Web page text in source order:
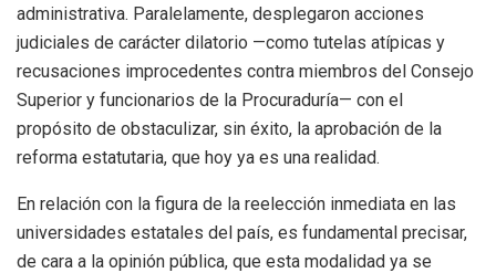
administrativa. Paralelamente, desplegaron acciones
judiciales de carácter dilatorio —como tutelas atípicas y
recusaciones improcedentes contra miembros del Consejo
Superior y funcionarios de la Procuraduría— con el
propósito de obstaculizar, sin éxito, la aprobación de la
reforma estatutaria, que hoy ya es una realidad.
En relación con la figura de la reelección inmediata en las
universidades estatales del país, es fundamental precisar,
de cara a la opinión pública, que esta modalidad ya se